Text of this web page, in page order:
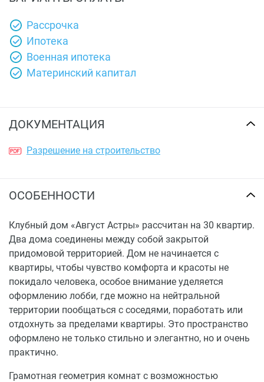
Рассрочка
Ипотека
Военная ипотека
Материнский капитал
ДОКУМЕНТАЦИЯ
Разрешение на строительство
ОСОБЕННОСТИ
Клубный дом «Август Астры» рассчитан на 30 квартир.
Два дома соединены между собой закрытой
придомовой территорией. Дом не начинается с
квартиры, чтобы чувство комфорта и красоты не
покидало человека, особое внимание уделяется
оформлению лобби, где можно на нейтральной
территории пообщаться с соседями, поработать или
отдохнуть за пределами квартиры. Это пространство
оформлено не только стильно и элегантно, но и очень
практично.
Грамотная геометрия комнат с возможностью